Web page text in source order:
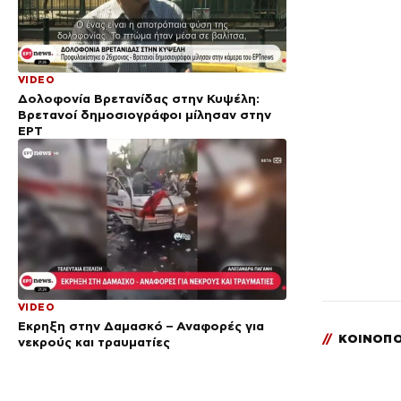
VIDEO
Δολοφονία Βρετανίδας στην Κυψέλη:
Bρετανοί δημοσιογράφοι μίλησαν στην
ΕΡΤ
VIDEO
Έκρηξη στην Δαμασκό – Αναφορές για
νεκρούς και τραυματίες
//